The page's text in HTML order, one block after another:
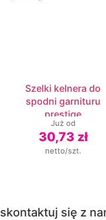
Szelki kelnera do
spodni garnituru
prestige
Już od
30,73 zł
netto/szt.
skontaktuj się z